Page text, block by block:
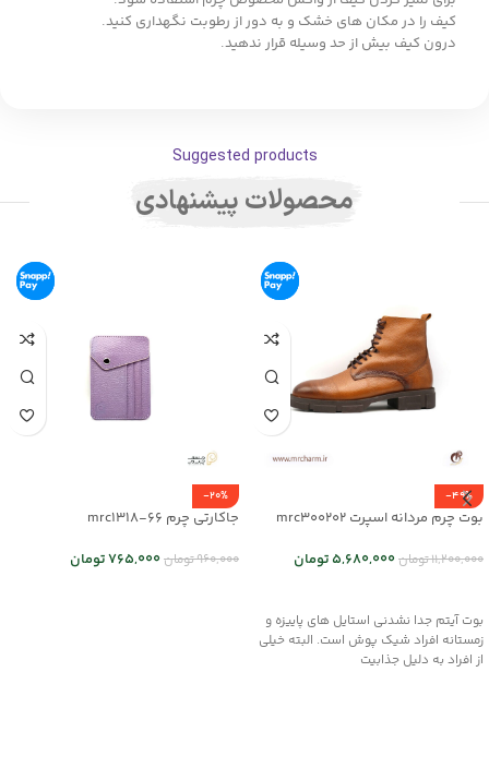
کیف را در مکان های خشک و به دور از رطوبت نگهداری کنید.
درون کیف بیش از حد وسیله قرار ندهید.
Suggested products
محصولات پیشنهادی
-49%
بوت چرم مردانه اسپرت mrc300202
11,200,000تومان5,680,000تومان
بوت آیتم جدا نشدنی استایل های پاییزه و
زمستانه افراد شیک پوش است. البته خیلی
از افراد به دلیل جذابیت
-20%
جاکارتی چرم mrc1318-66
960,000تومان765,000تومان